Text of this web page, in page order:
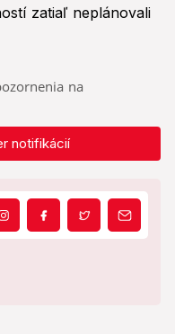
zatiaľ neplánovali
na
notifikácií